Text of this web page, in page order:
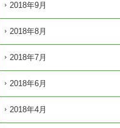
2018年9月
2018年8月
2018年7月
2018年6月
2018年4月